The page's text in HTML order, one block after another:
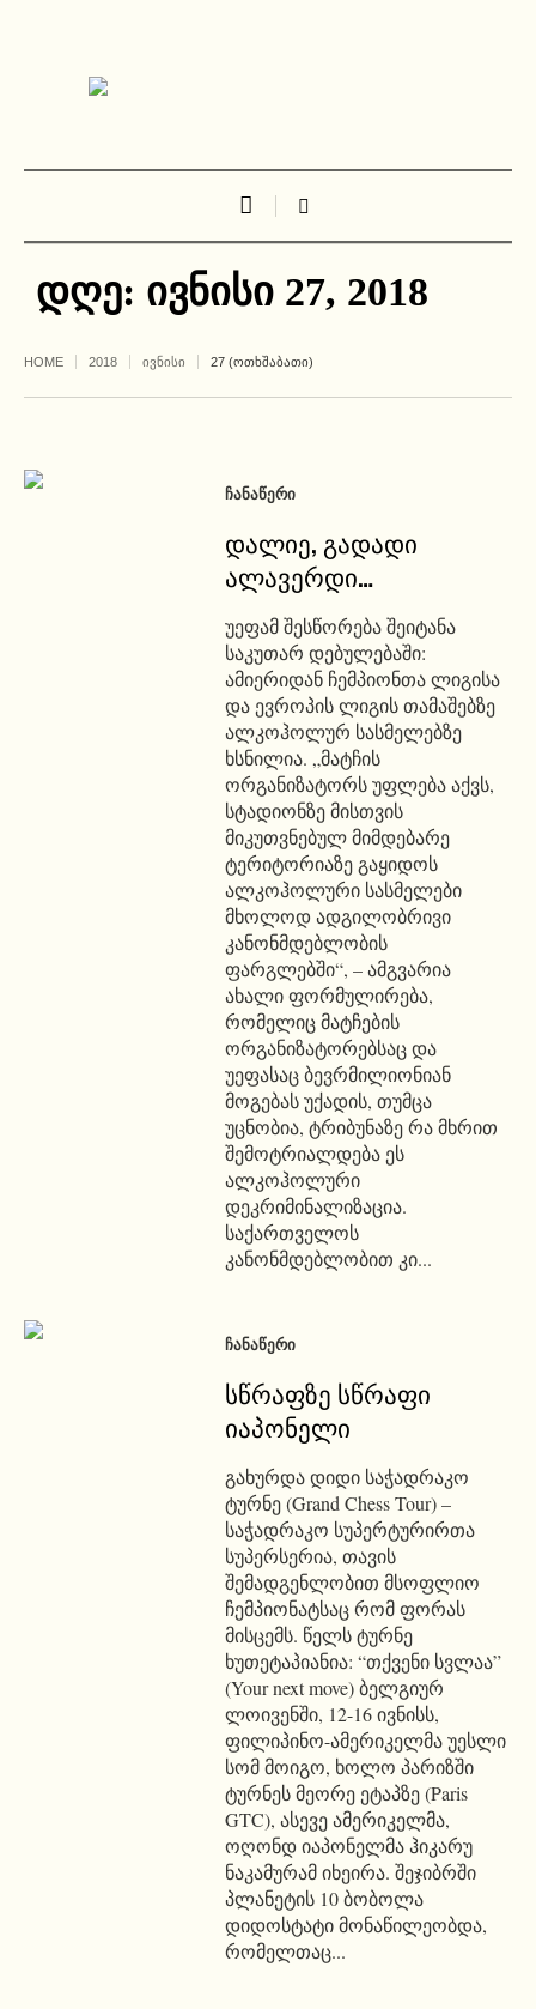
დღე: ივნისი 27, 2018
HOME 2018 ᲘᲕᲜᲘᲡᲘ 27 (ᲝᲗᲮᲨᲐᲑᲐᲗᲘ)
ᲩᲐᲜᲐᲬᲔᲠᲘ
დალიე, გადადი
ალავერდი…
უეფამ შესწორება შეიტანა
საკუთარ დებულებაში:
ამიერიდან ჩემპიონთა ლიგისა
და ევროპის ლიგის თამაშებზე
ალკოჰოლურ სასმელებზე
ხსნილია. „მატჩის
ორგანიზატორს უფლება აქვს,
სტადიონზე მისთვის
მიკუთვნებულ მიმდებარე
ტერიტორიაზე გაყიდოს
ალკოჰოლური სასმელები
მხოლოდ ადგილობრივი
კანონმდებლობის
ფარგლებში“, – ამგვარია
ახალი ფორმულირება,
რომელიც მატჩების
ორგანიზატორებსაც და
უეფასაც ბევრმილიონიან
მოგებას უქადის, თუმცა
უცნობია, ტრიბუნაზე რა მხრით
შემოტრიალდება ეს
ალკოჰოლური
დეკრიმინალიზაცია.
საქართველოს
კანონმდებლობით კი...
ᲩᲐᲜᲐᲬᲔᲠᲘ
სწრაფზე სწრაფი
იაპონელი
გახურდა დიდი საჭადრაკო
ტურნე (Grand Chess Tour) –
საჭადრაკო სუპერტურირთა
სუპერსერია, თავის
შემადგენლობით მსოფლიო
ჩემპიონატსაც რომ ფორას
მისცემს. წელს ტურნე
ხუთეტაპიანია: “თქვენი სვლაა”
(Your next move) ბელგიურ
ლოივენში, 12-16 ივნისს,
ფილიპინო-ამერიკელმა უესლი
სომ მოიგო, ხოლო პარიზში
ტურნეს მეორე ეტაპზე (Paris
GTC), ასევე ამერიკელმა,
ოღონდ იაპონელმა ჰიკარუ
ნაკამურამ იხეირა. შეჯიბრში
პლანეტის 10 ბობოლა
დიდოსტატი მონაწილეობდა,
რომელთაც...